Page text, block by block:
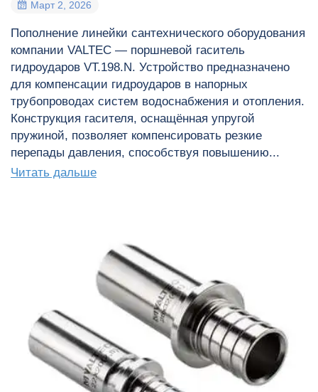
Март 2, 2026
Пополнение линейки сантехнического оборудования
компании VALTEC — поршневой гаситель
гидроударов VT.198.N. Устройство предназначено
для компенсации гидроударов в напорных
трубопроводах систем водоснабжения и отопления.
Конструкция гасителя, оснащённая упругой
пружиной, позволяет компенсировать резкие
перепады давления, способствуя повышению...
Читать дальше